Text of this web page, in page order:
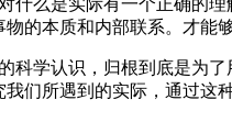
么是实际有一个正确的
的本质和内部联系。才能
学认识，归根到底是为
们所遇到的实际，通过